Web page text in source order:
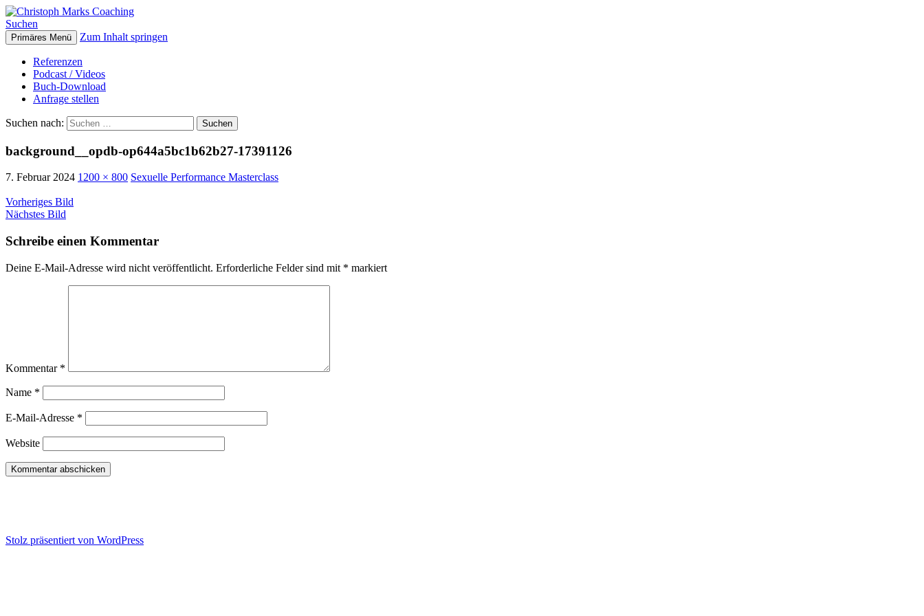
Christoph Marks Coaching
Suchen
Primäres Menü Zum Inhalt springen
Referenzen
Podcast / Videos
Buch-Download
Anfrage stellen
Suchen nach:
background__opdb-op644a5bc1b62b27-17391126
7. Februar 2024 1200 × 800 Sexuelle Performance Masterclass
Vorheriges Bild
Nächstes Bild
Schreibe einen Kommentar
Deine E-Mail-Adresse wird nicht veröffentlicht. Erforderliche Felder sind mit * markiert
Kommentar *
Name *
E-Mail-Adresse *
Website
Stolz präsentiert von WordPress